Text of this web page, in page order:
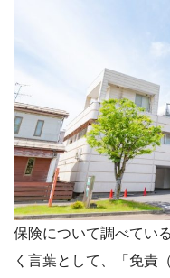
保険について調べてい
く言葉として、「免責